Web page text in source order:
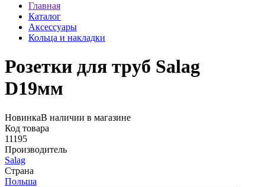
Главная
Каталог
Аксессуары
Кольца и накладки
Розетки для труб Salag
D19мм
НовинкаВ наличии в магазине
Код товара
11195
Производитель
Salag
Страна
Польша